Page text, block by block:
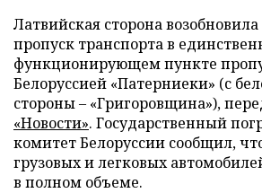
Латвийская сторона
пропуск транспорта в
функционирующем пункте
Белоруссией «Патерниеки» (с
стороны – «Григоровщина»),
«Новости». Государственный
комитет Белоруссии сообщил,
грузовых и легковых
в полном объеме.